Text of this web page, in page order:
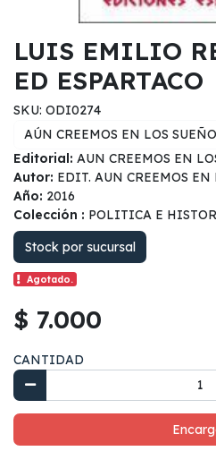
LUIS EMILIO
ED ESPARTACO
SKU: ODI0274
AÚN CREEMOS EN LOS
Editorial: AUN CREEMOS EN
Autor: EDIT. AUN CREEMOS EN
Año: 2016
Colección : POLITICA E
Stock por sucursal
Agotado.
$ 7.000
CANTIDAD